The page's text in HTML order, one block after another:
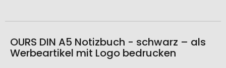
OURS DIN A5 Notizbuch - schwarz – als
Werbeartikel mit Logo bedrucken